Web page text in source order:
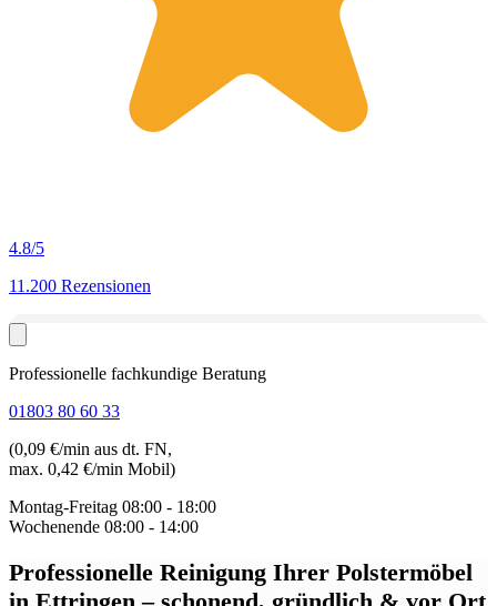
4.8/5
11.200 Rezensionen
Professionelle fachkundige Beratung
01803 80 60 33
(0,09 €/min aus dt. FN,
max. 0,42 €/min Mobil)
Montag-Freitag 08:00 - 18:00
Wochenende 08:00 - 14:00
Professionelle Reinigung Ihrer Polstermöbel